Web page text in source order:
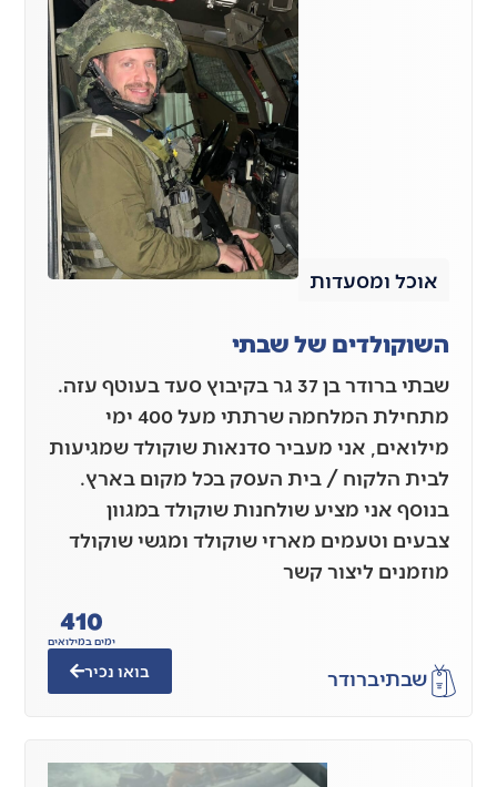
אוכל ומסעדות
השוקולדים של שבתי
שבתי ברודר בן 37 גר בקיבוץ סעד בעוטף עזה.
מתחילת המלחמה שרתתי מעל 400 ימי
מילואים, אני מעביר סדנאות שוקולד שמגיעות
לבית הלקוח / בית העסק בכל מקום בארץ.
בנוסף אני מציע שולחנות שוקולד במגוון
צבעים וטעמים מארזי שוקולד ומגשי שוקולד
מוזמנים ליצור קשר
שבתיברודר
ימים במילואים
410
בואו נכיר